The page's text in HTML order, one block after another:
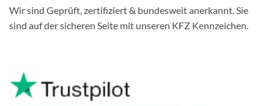
Wir sind Geprüft, zertifiziert & bundesweit anerkannt. Sie
sind auf der sicheren Seite mit unseren KFZ Kennzeichen.